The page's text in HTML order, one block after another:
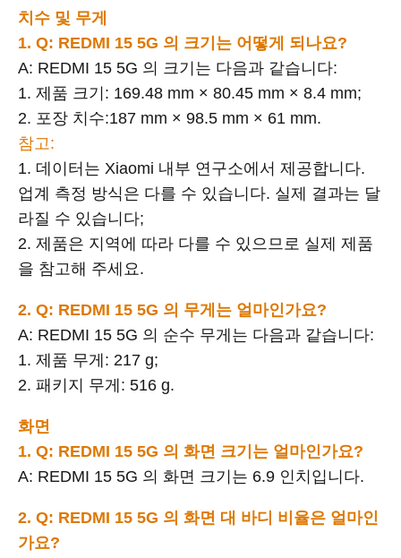
치수 및 무게
1. Q: REDMI 15 5G 의 크기는 어떻게 되나요?
A: REDMI 15 5G 의 크기는 다음과 같습니다:
1. 제품 크기: 169.48 mm × 80.45 mm × 8.4 mm;
2. 포장 치수:187 mm × 98.5 mm × 61 mm.
참고:
1. 데이터는 Xiaomi 내부 연구소에서 제공합니다.
업계 측정 방식은 다를 수 있습니다. 실제 결과는 달
라질 수 있습니다;
2. 제품은 지역에 따라 다를 수 있으므로 실제 제품
을 참고해 주세요.
2. Q: REDMI 15 5G 의 무게는 얼마인가요?
A: REDMI 15 5G 의 순수 무게는 다음과 같습니다:
1. 제품 무게: 217 g;
2. 패키지 무게: 516 g.
화면
1. Q: REDMI 15 5G 의 화면 크기는 얼마인가요?
A: REDMI 15 5G 의 화면 크기는 6.9 인치입니다.
2. Q: REDMI 15 5G 의 화면 대 바디 비율은 얼마인
가요?